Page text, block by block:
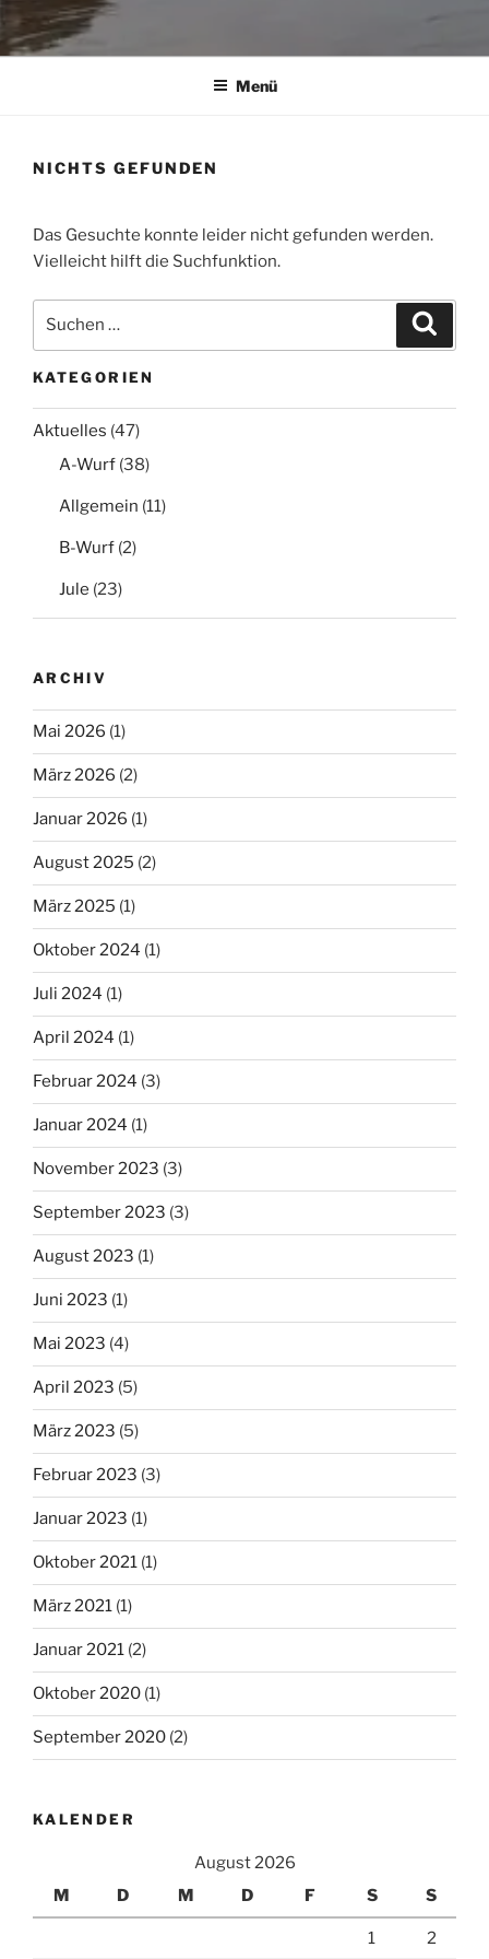
Menü
NICHTS GEFUNDEN
Das Gesuchte konnte leider nicht gefunden werden.
Vielleicht hilft die Suchfunktion.
nach:
KATEGORIEN
Aktuelles (47)
A-Wurf (38)
Allgemein (11)
B-Wurf (2)
Jule (23)
ARCHIV
Mai 2026 (1)
März 2026 (2)
Januar 2026 (1)
August 2025 (2)
März 2025 (1)
Oktober 2024 (1)
Juli 2024 (1)
April 2024 (1)
Februar 2024 (3)
Januar 2024 (1)
November 2023 (3)
September 2023 (3)
August 2023 (1)
Juni 2023 (1)
Mai 2023 (4)
April 2023 (5)
März 2023 (5)
Februar 2023 (3)
Januar 2023 (1)
Oktober 2021 (1)
März 2021 (1)
Januar 2021 (2)
Oktober 2020 (1)
September 2020 (2)
KALENDER
August 2026
M
D M D F S S
1 2